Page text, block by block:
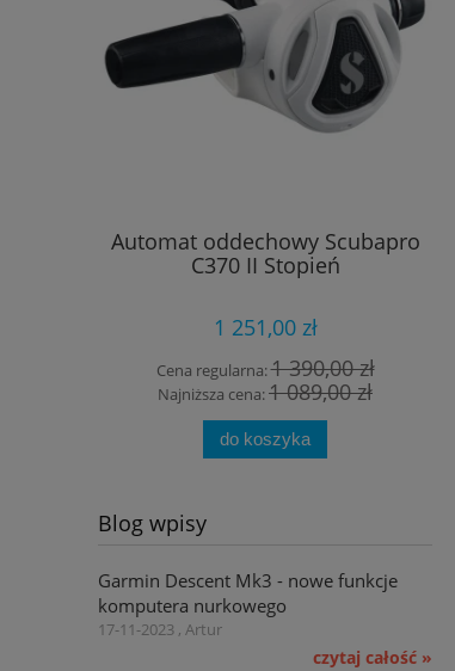
Automat oddechowy Scubapro
C370 II Stopień
1 251,00 zł
Cena regularna:1 390,00 zł
Najniższa cena:1 089,00 zł
do koszyka
Blog wpisy
Garmin Descent Mk3 - nowe funkcje
komputera nurkowego
17-11-2023 , Artur
czytaj całość »